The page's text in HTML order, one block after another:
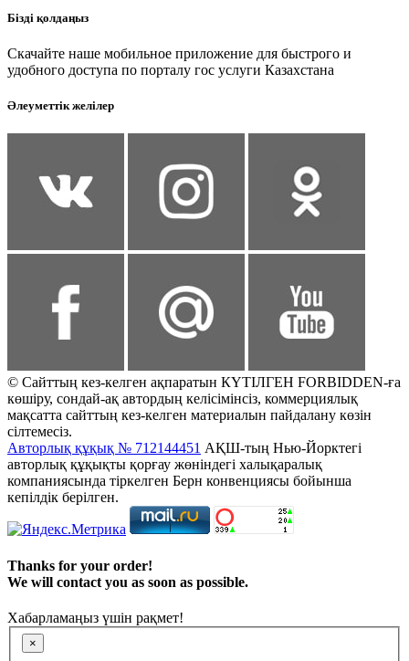
Бізді қолдаңыз
Скачайте наше мобильное приложение для быстрого и
удобного доступа по порталу гос услуги Казахстана
Әлеуметтік желілер
© Сайттың кез-келген ақпаратын КҮТІЛГЕН FORBIDDEN-ға
көшіру, сондай-ақ автордың келісімінсіз, коммерциялық
мақсатта сайттың кез-келген материалын пайдалану көзін
сілтемесіз.
Авторлық құқық № 712144451 АҚШ-тың Нью-Йорктегі
авторлық құқықты қорғау жөніндегі халықаралық
компаниясында тіркелген Берн конвенциясы бойынша
кепілдік берілген.
Thanks for your order!
We will contact you as soon as possible.
Хабарламаңыз үшін рақмет!
×